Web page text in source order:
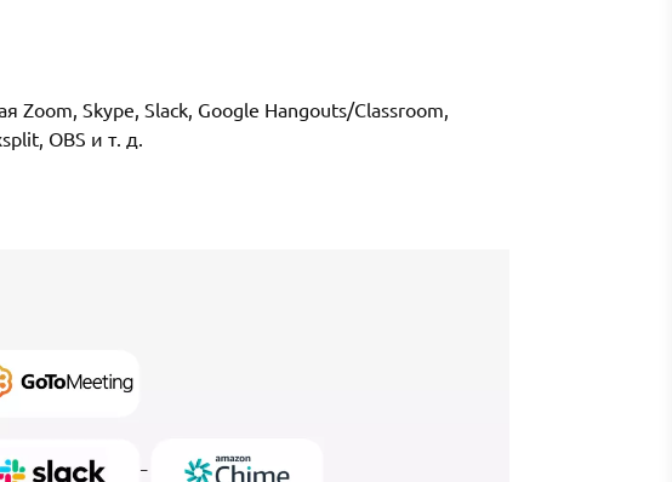
Skype, Slack, Google Hangouts/Classroom,
OBS и т. д.